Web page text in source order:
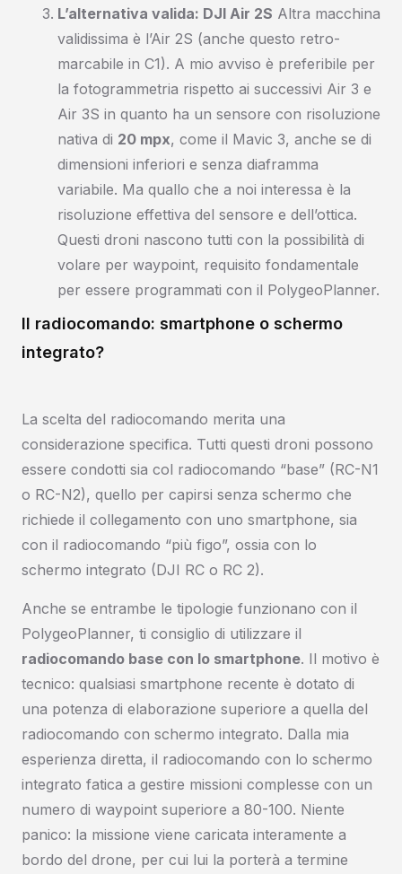
L’alternativa valida: DJI Air 2S Altra macchina
validissima è l’Air 2S (anche questo retro-
marcabile in C1). A mio avviso è preferibile per
la fotogrammetria rispetto ai successivi Air 3 e
Air 3S in quanto ha un sensore con risoluzione
nativa di 20 mpx, come il Mavic 3, anche se di
dimensioni inferiori e senza diaframma
variabile. Ma quallo che a noi interessa è la
risoluzione effettiva del sensore e dell’ottica.
Questi droni nascono tutti con la possibilità di
volare per waypoint, requisito fondamentale
per essere programmati con il PolygeoPlanner.
Il radiocomando: smartphone o schermo
integrato?
La scelta del radiocomando merita una
considerazione specifica. Tutti questi droni possono
essere condotti sia col radiocomando “base” (RC-N1
o RC-N2), quello per capirsi senza schermo che
richiede il collegamento con uno smartphone, sia
con il radiocomando “più figo”, ossia con lo
schermo integrato (DJI RC o RC 2).
Anche se entrambe le tipologie funzionano con il
PolygeoPlanner, ti consiglio di utilizzare il
radiocomando base con lo smartphone. Il motivo è
tecnico: qualsiasi smartphone recente è dotato di
una potenza di elaborazione superiore a quella del
radiocomando con schermo integrato. Dalla mia
esperienza diretta, il radiocomando con lo schermo
integrato fatica a gestire missioni complesse con un
numero di waypoint superiore a 80-100. Niente
panico: la missione viene caricata interamente a
bordo del drone, per cui lui la porterà a termine